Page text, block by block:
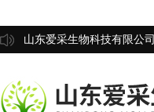
山东爱采生物科技有限公司